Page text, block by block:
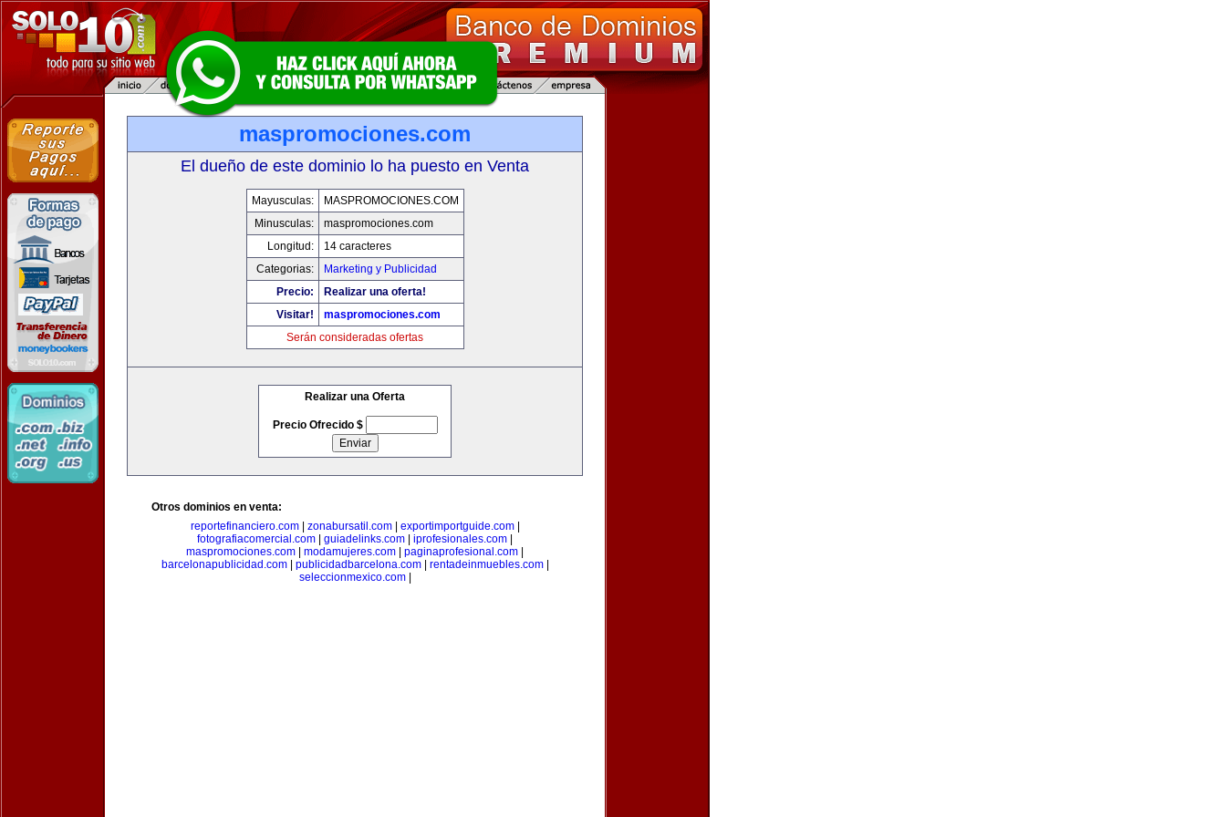
maspromociones.com
El dueño de este dominio lo ha puesto en Venta
Mayusculas:
MASPROMOCIONES.COM
Minusculas:
maspromociones.com
Longitud:
14 caracteres
Categorias:
Marketing y Publicidad
Precio:
Realizar una oferta!
Visitar!
maspromociones.com
Serán consideradas ofertas
Realizar una Oferta
Precio Ofrecido $
Otros dominios en venta:
reportefinanciero.com| zonabursatil.com| exportimportguide.com|
fotografiacomercial.com
guiadelinks.com iprofesionales.com
maspromociones.com
modamujeres.com paginaprofesional.com
barcelonapublicidad.com| publicidadbarcelona.com| rentadeinmuebles.com|
seleccionmexico.com|